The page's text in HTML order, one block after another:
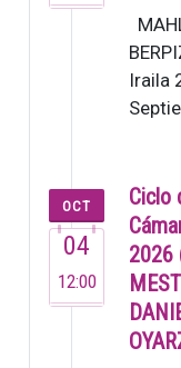
Iraila
Lucas
OCT
04
12:00
Ciclo
2026